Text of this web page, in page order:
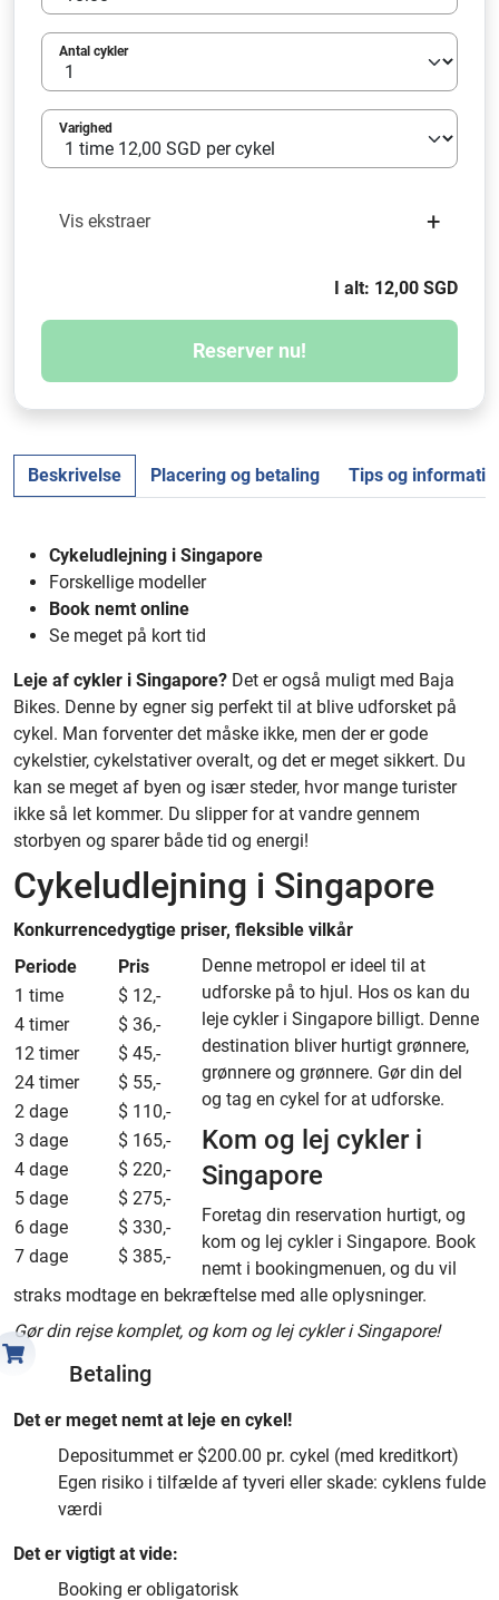
Antal cykler
Varighed
Vis ekstraer +
I alt: 12,00 SGD
Reserver nu!
Beskrivelse Placering og betaling Tips og
Cykeludlejning i Singapore
Forskellige modeller
Book nemt online
Se meget på kort tid
Leje af cykler i Singapore? Det er også muligt med Baja
Bikes. Denne by egner sig perfekt til at blive udforsket på
cykel. Man forventer det måske ikke, men der er gode
cykelstier, cykelstativer overalt, og det er meget sikkert. Du
kan se meget af byen og især steder, hvor mange turister
ikke så let kommer. Du slipper for at vandre gennem
storbyen og sparer både tid og energi!
Cykeludlejning i Singapore
Konkurrencedygtige priser, fleksible vilkår
Periode
Pris
1 time
$ 12,-
4 timer
$ 36,-
12 timer
$ 45,-
24 timer
$ 55,-
2 dage
$ 110,-
3 dage
$ 165,-
4 dage
$ 220,-
5 dage
$ 275,-
6 dage
$ 330,-
7 dage
$ 385,-
Denne metropol er ideel til at
udforske på to hjul. Hos os kan du
leje cykler i Singapore billigt. Denne
destination bliver hurtigt grønnere,
grønnere og grønnere. Gør din del
og tag en cykel for at udforske.
Kom og lej cykler i
Singapore
Foretag din reservation hurtigt, og
kom og lej cykler i Singapore. Book
nemt i bookingmenuen, og du vil
straks modtage en bekræftelse med alle oplysninger.
Gør din rejse komplet, og kom og lej cykler i Singapore!
Betaling
Det er meget nemt at leje en cykel!
Depositummet er $200.00 pr. cykel (med kreditkort)
Egen risiko i tilfælde af tyveri eller skade: cyklens fulde
værdi
Det er vigtigt at vide:
Booking er obligatorisk